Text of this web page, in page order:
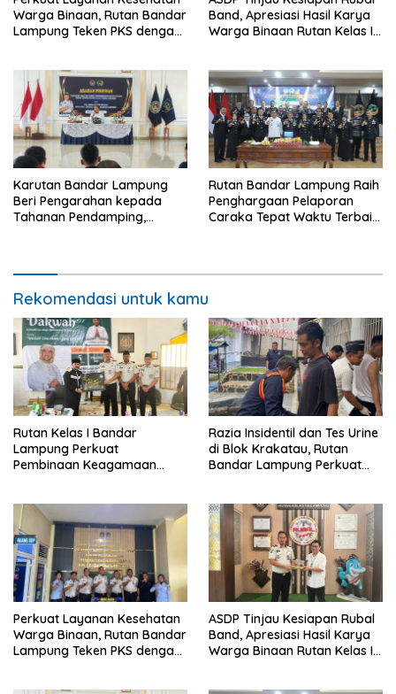
Warga Binaan, Rutan Bandar
Lampung Teken PKS dengan
Band, Apresiasi Hasil Karya
Warga Binaan Rutan Kelas I
Karutan Bandar Lampung
Beri Pengarahan kepada
Tahanan Pendamping,
Rutan Bandar Lampung Raih
Penghargaan Pelaporan
Caraka Tepat Waktu Terbaik
Rekomendasi untuk kamu
Rutan Kelas I Bandar
Lampung Perkuat
Pembinaan Keagamaan
Habsyi
Razia Insidentil dan Tes Urine
di Blok Krakatau, Rutan
Bandar Lampung Perkuat
HALINAR
Perkuat Layanan Kesehatan
Warga Binaan, Rutan Bandar
Lampung Teken PKS dengan
ASDP Tinjau Kesiapan Rubal
Band, Apresiasi Hasil Karya
Warga Binaan Rutan Kelas I